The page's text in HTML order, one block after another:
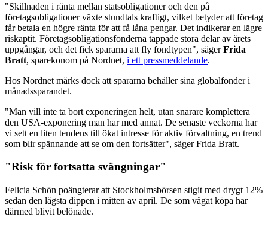
"Skillnaden i ränta mellan statsobligationer och den på
företagsobligationer växte stundtals kraftigt, vilket betyder att företag
får betala en högre ränta för att få låna pengar. Det indikerar en lägre
riskaptit. Företagsobligationsfonderna tappade stora delar av årets
uppgångar, och det fick spararna att fly fondtypen", sägerFrida
Bratt, sparekonom på Nordnet, i ett pressmeddelande.
Hos Nordnet märks dock att spararna behåller sina globalfonder i
månadssparandet.
"Man vill inte ta bort exponeringen helt, utan snarare komplettera
den USA-exponering man har med annat. De senaste veckorna har
vi sett en liten tendens till ökat intresse för aktiv förvaltning, en trend
som blir spännande att se om den fortsätter", säger Frida Bratt.
"Risk för fortsatta svängningar"
Felicia Schön poängterar att Stockholmsbörsen stigit med drygt 12%
sedan den lägsta dippen i mitten av april. De som vågat köpa har
därmed blivit belönade.